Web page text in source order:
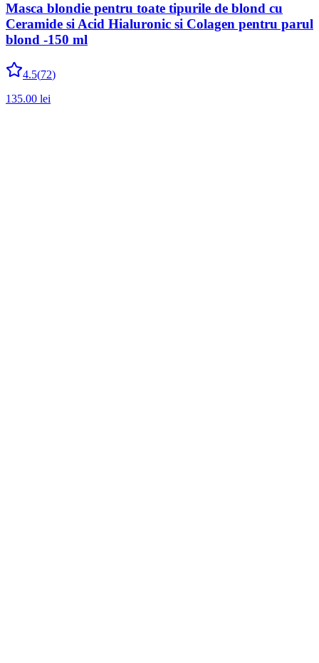
Masca blondie pentru toate tipurile de blond cu
Ceramide si Acid Hialuronic si Colagen pentru parul
blond -150 ml
4.5(72)
135.00 lei